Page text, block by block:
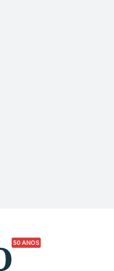
50 ANOS